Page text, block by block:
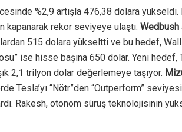
%2,9 artışla 476,38 dolara yükseldi.
kapanarak rekor seviyeye ulaştı.Wedbush
515 dolara yükseltti ve bu hedef,
ise hisse başına 650 dolar. Yeni hedef,
2,1 trilyon dolar değerlemeye taşıyor.
Tesla’yı “Nötr”den “Outperform”
Rakesh, otonom sürüş teknolojisinin